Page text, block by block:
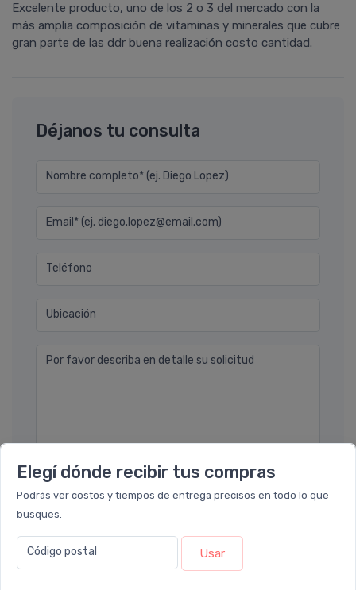
Elegí dónde recibir tus compras
Podrás ver costos y tiempos de entrega precisos en todo lo que
busques.
Código postal Usar
Excelente producto, uno de los 2 o 3 del mercado con la
más amplia composición de vitaminas y minerales que cubre
gran parte de las ddr buena realización costo cantidad.
Déjanos tu consulta
Nombre completo* (ej. Diego Lopez)
Email* (ej. diego.lopez@email.com)
Teléfono
Ubicación
Por favor describa en detalle su solicitud